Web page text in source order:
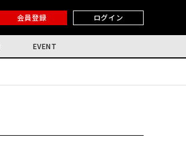
会員登録 ログイン
EVENT